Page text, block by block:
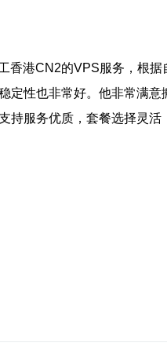
港CN2的VPS服务，根
性也非常好。他非常满意
服务优质，套餐选择灵